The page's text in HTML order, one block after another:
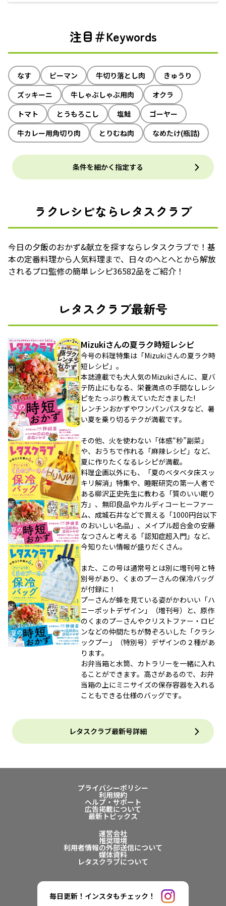
注目＃Keywords
なす ピーマン 牛切り落とし肉
きゅうり
ズッキーニ
牛しゃぶしゃぶ用肉
オクラ
トマト
とうもろこし 塩鮭
ゴーヤー
牛カレー用角切り肉
とりむね肉 なめたけ(瓶詰)
条件を細かく指定する
ラクレシピならレタスクラブ
今日の夕飯のおかず&献立を探すならレタスクラブで！基
本の定番料理から人気料理まで、日々のへとへとから解放
されるプロ監修の簡単レシピ36582品をご紹介！
レタスクラブ最新号
Mizukiさんの夏ラク時短レシピ
今号の料理特集は「Mizukiさんの夏ラク時
短レシピ」。
本誌連載でも大人気のMizukiさんに、夏バ
テ防止にもなる、栄養満点の手間なしレシ
ピをたっぷり教えていただきました!
レンチンおかずやワンパンパスタなど、暑
い夏を乗り切るテクが満載です。
その他、火を使わない「体感“秒”副菜」
や、おうちで作れる「麻辣レシピ」など、
夏に作りたくなるレシピが満載。
料理企画以外にも、「夏のベタベタ床スッ
キリ解消」特集や、睡眠研究の第一人者で
ある柳沢正史先生に教わる「質のいい眠り
方」、無印良品やカルディコーヒーファー
ム、成城石井などで買える「1000円台以下
のおいしい名品」、メイプル超合金の安藤
なつさんと考える「認知症超入門」など、
今知りたい情報が盛りだくさん。
また、この号は通常号とは別に増刊号と特
別号があり、くまのプーさんの保冷バッグ
が付録に！
プーさんが蜂を見ている姿がかわいい「ハ
ニーポットデザイン」（増刊号）と、原作
のくまのプーさんやクリストファー・ロビ
ンなどの仲間たちが勢ぞろいした「クラシ
ックプー」（特別号）デザインの２種があ
ります。
お弁当箱と水筒、カトラリーを一緒に入れ
ることができます。高さがあるので、お弁
当箱の上にミニサイズの保存容器を入れる
こともできる仕様のバッグです。
レタスクラブ最新号詳細
プライバシーポリシー
利用規約
ヘルプ・サポート
広告掲載について
最新トピックス
運営会社
推奨環境
利用者情報の外部送信について
媒体資料
レタスクラブについて
毎日更新！インスタもチェック！